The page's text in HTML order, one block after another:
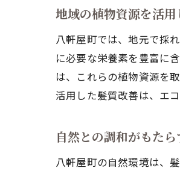
地域の植物資源を活
八軒屋町では、地元で採
に必要な栄養素を豊富に
は、これらの植物資源を
活用した髪質改善は、エ
自然との調和がもた
八軒屋町の自然環境は、